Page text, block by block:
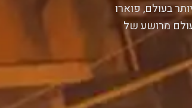
בעולם, פוארו
מרושע של